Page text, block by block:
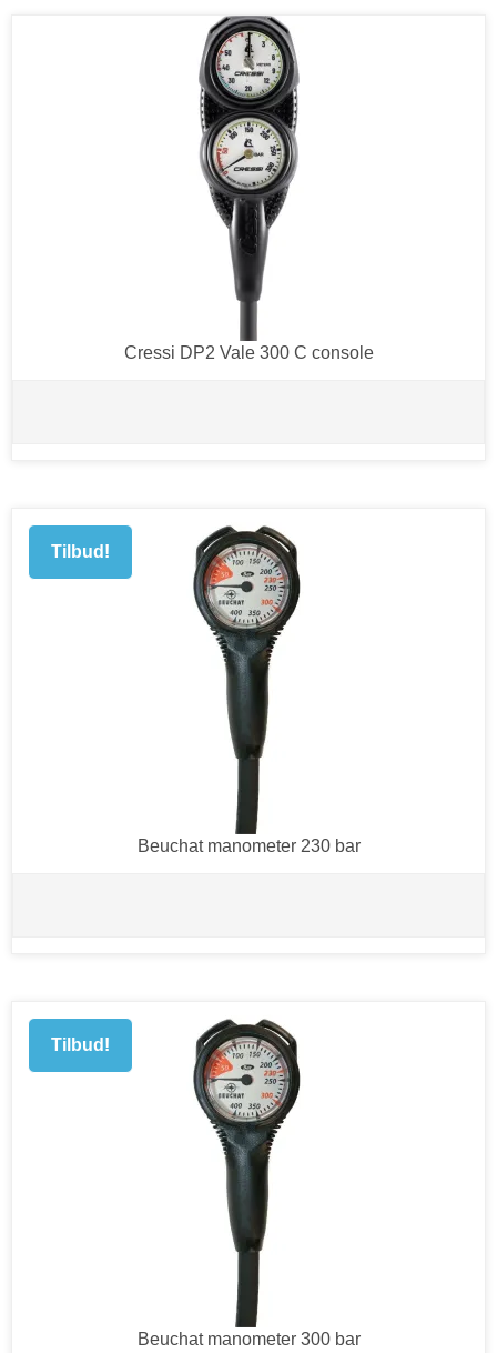
Cressi DP2 Vale 300 C console
Tilbud!
Beuchat manometer 230 bar
Tilbud!
Beuchat manometer 300 bar